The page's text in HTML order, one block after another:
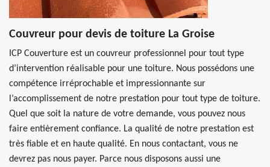
Couvreur pour devis de toiture La Groise
ICP Couverture est un couvreur professionnel pour tout type
d’intervention réalisable pour une toiture. Nous possédons une
compétence irréprochable et impressionnante sur
l’accomplissement de notre prestation pour tout type de toiture.
Quel que soit la nature de votre demande, vous pouvez nous
faire entièrement confiance. La qualité de notre prestation est
très fiable et en haute qualité. En nous contactant, vous ne
devrez pas nous payer. Parce nous disposons aussi une